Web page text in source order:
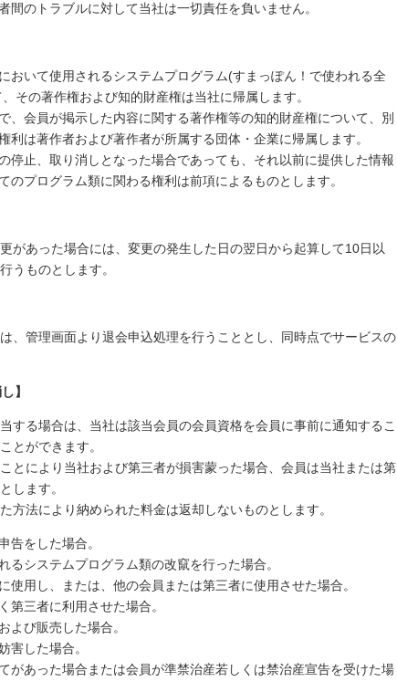
間のトラブルに対して当社は一切責任を負いません。
おいて使用されるシステムプログラム(すまっぽん！で使われる全
その著作権および知的財産権は当社に帰属します。
、会員が掲示した内容に関する著作権等の知的財産権について、別
利は著作者および著作者が所属する団体・企業に帰属します。
停止、取り消しとなった場合であっても、それ以前に提供した情報
のプログラム類に関わる権利は前項によるものとします。
があった場合には、変更の発生した日の翌日から起算して10日以
うものとします。
、管理画面より退会申込処理を行うこととし、同時点でサービスの
】
する場合は、当社は該当会員の会員資格を会員に事前に通知するこ
とができます。
とにより当社および第三者が損害蒙った場合、会員は当社または第
します。
方法により納められた料金は返却しないものとします。
告をした場合。
るシステムプログラム類の改竄を行った場合。
使用し、または、他の会員または第三者に使用させた場合。
第三者に利用させた場合。
よび販売した場合。
害した場合。
があった場合または会員が準禁治産若しくは禁治産宣告を受けた場